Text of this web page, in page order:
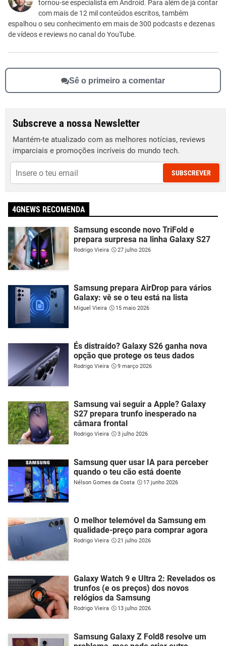
Outro
tornou-se especialista em Android. Para além de já contar
com mais de 12 mil conteúdos escritos, também
espalhou o seu conhecimento em mais de 300 podcasts e dezenas
de vídeos e reviews no canal do YouTube.
Sê o primeiro a comentar
Subscreve a nossa Newsletter
Mantém-te atualizado com as melhores notícias, reviews
imparciais e promoções incríveis do mundo tech.
SUBSCREVER
4GNEWS RECOMENDA
Samsung esconde novo TriFold e
prepara surpresa na linha Galaxy S27
Rodrigo Vieira 27 julho 2026
Samsung prepara AirDrop para vários
Galaxy: vê se o teu está na lista
Miguel Vieira 15 maio 2026
És distraído? Galaxy S26 ganha nova
opção que protege os teus dados
Rodrigo Vieira 9 março 2026
Samsung vai seguir a Apple? Galaxy
S27 prepara trunfo inesperado na
câmara frontal
Rodrigo Vieira 3 julho 2026
Samsung quer usar IA para perceber
quando o teu cão está doente
Nélson Gomes da Costa 17 junho 2026
O melhor telemóvel da Samsung em
qualidade-preço para comprar agora
Rodrigo Vieira 21 julho 2026
Galaxy Watch 9 e Ultra 2: Revelados os
trunfos (e os preços) dos novos
relógios da Samsung
Rodrigo Vieira 13 julho 2026
Samsung Galaxy Z Fold8 resolve um